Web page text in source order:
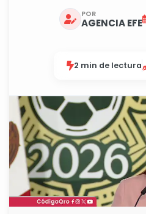
POR
AGENCIA EFE
2 min de lectura